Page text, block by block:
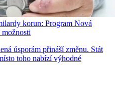
korun: Program Nová
možnosti
úsporám přináší změnu. Stát
toho nabízí výhodné